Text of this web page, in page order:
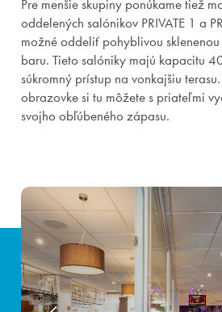
Prihlásiť sa
Pobyty
Zážitky pre deti
Priestory & služby
Aquapark & Spa
O nás
Pre menšie skupiny ponúkame tiež
oddelených salónikov PRIVATE 1 a
možné oddeliť pohyblivou sklenenou
baru. Tieto salóniky majú kapacitu
súkromný prístup na vonkajšiu
obrazovke si tu môžete s priateľmi
svojho obľúbeného zápasu.